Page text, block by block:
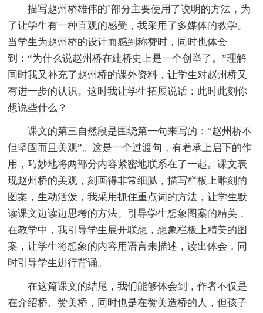
描写赵州桥雄伟的`部分主要使用了说明的方法，为
了让学生有一种直观的感受，我采用了多媒体的教学。
当学生为赵州桥的设计而感到称赞时，同时也体会
到：“为什么说赵州桥在建桥史上是一个创举了。”理解
同时我又补充了赵州桥的课外资料，让学生对赵州桥又
有进一步的认识。这时我让学生拓展说话：此时此刻你
想说些什么？
课文的第三自然段是围绕第一句来写的：“赵州桥不
但坚固而且美观”。这是一个过渡句，有着承上启下的作
用，巧妙地将两部分内容紧密地联系在了一起。课文表
现赵州桥的美观，刻画得非常细腻，描写栏板上雕刻的
图案，生动活泼，我采用抓住重点词的方法，让学生默
读课文边读边思考的方法。引导学生想象图案的精美，
在教学中，我引导学生展开联想，想象栏板上精美的图
案，让学生将想象的内容用语言来描述，读出体会，同
时引导学生进行背诵。
在这篇课文的结尾，我们能够体会到，作者不仅是
在介绍桥、赞美桥，同时也是在赞美造桥的人，但孩子